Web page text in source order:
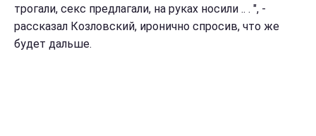
трогали, секс предлагали, на руках носили .. . ", -
рассказал Козловский, иронично спросив, что же
будет дальше.